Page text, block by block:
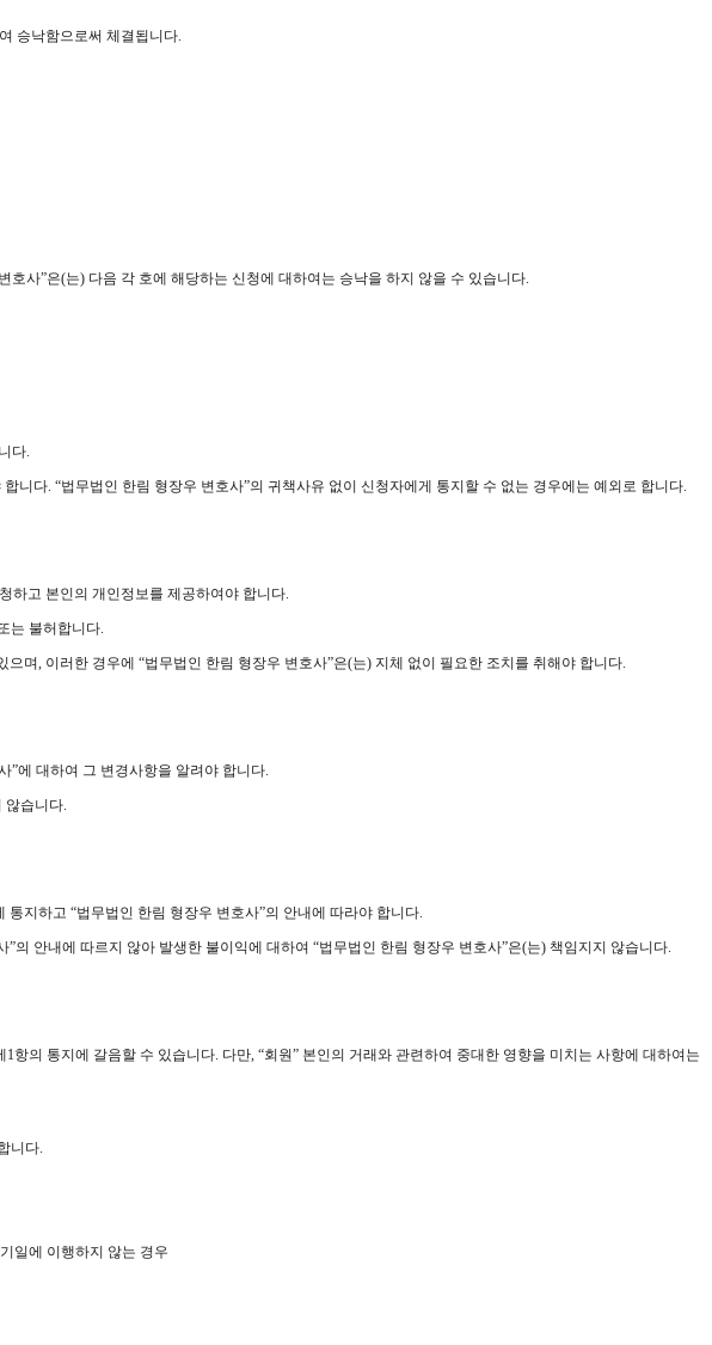
승낙함으로써 체결됩니다.
사”은(는) 다음 각 호에 해당하는 신청에 대하여는 승낙을 하지 않을 수 있습니다.
다.
다. “법무법인 한림 형장우 변호사”의 귀책사유 없이 신청자에게 통지할 수 없는 경우에는 예외로 합니다.
하고 본인의 개인정보를 제공하여야 합니다.
는 불허합니다.
며, 이러한 경우에 “법무법인 한림 형장우 변호사”은(는) 지체 없이 필요한 조치를 취해야 합니다.
에 대하여 그 변경사항을 알려야 합니다.
습니다.
지하고 “법무법인 한림 형장우 변호사”의 안내에 따라야 합니다.
안내에 따르지 않아 발생한 불이익에 대하여 “법무법인 한림 형장우 변호사”은(는) 책임지지 않습니다.
의 통지에 갈음할 수 있습니다. 다만, “회원” 본인의 거래와 관련하여 중대한 영향을 미치는 사항에 대하여는
니다.
일에 이행하지 않는 경우